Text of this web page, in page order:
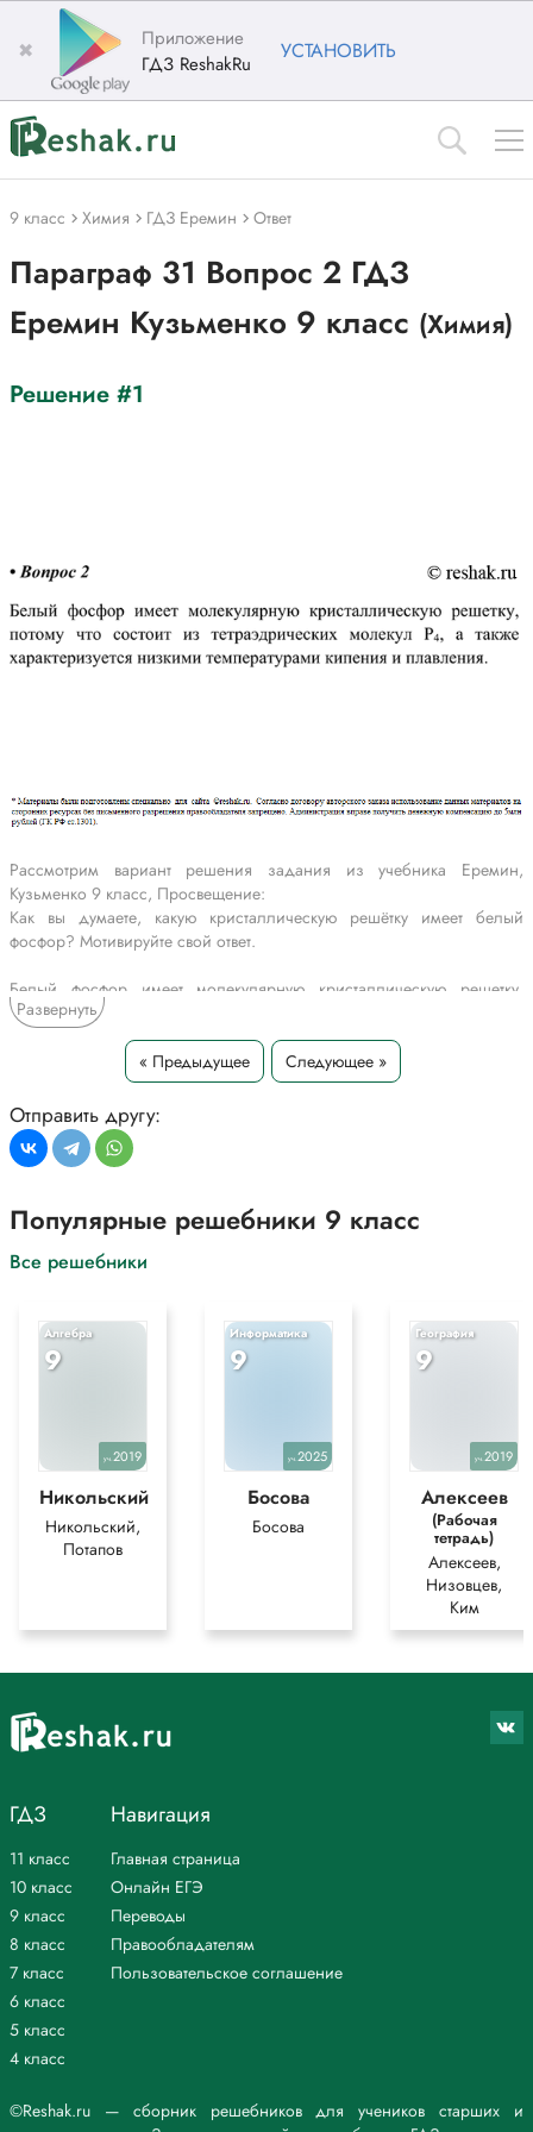
✖
Приложение
ГДЗ ReshakRu
УСТАНОВИТЬ
9 класс Химия ГДЗ Еремин Ответ
Параграф 31 Вопрос 2 ГДЗ
Еремин Кузьменко 9 класс (Химия)
Решение #1
Рассмотрим вариант решения задания из учебника Еремин,
Кузьменко 9 класс, Просвещение:
Как вы думаете, какую кристаллическую решётку имеет белый
фосфор? Мотивируйте свой ответ.
Белый фосфор имеет молекулярную кристаллическую решетку,
потому что состоит из тетраэдрических молекул P4, а также
характеризуется низкими температурами кипения и плавления.
*Текст задания приводится исключительно в образовательных целях
Развернуть
« Предыдущее Следующее »
Отправить другу:
Популярные решебники 9 класс
Все решебники
Алгебра
9
уч.2019
Никольский
Никольский,
Потапов
Информатика
9
уч.2025
Босова
Босова
География
9
уч.2019
Алексеев
(Рабочая
тетрадь)
Алексеев,
Низовцев,
Ким
©Reshak.ru — сборник решебников для учеников старших и
ГДЗ
11 класс
10 класс
9 класс
8 класс
7 класс
6 класс
5 класс
4 класс
Навигация
Главная страница
Онлайн ЕГЭ
Переводы
Правообладателям
Пользовательское соглашение